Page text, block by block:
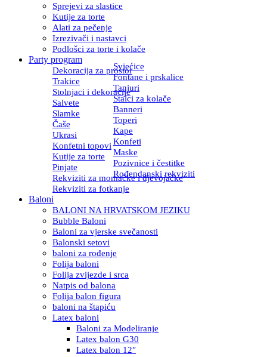
Sprejevi za slastice
Kutije za torte
Alati za pečenje
Izrezivači i nastavci
Podlošci za torte i kolače
Party program
Dekoracija za prostor
Svjećice
Trakice
Fontane i prskalice
Stolnjaci i dekoracije
Tanjuri
Salvete
Stalci za kolače
Slamke
Banneri
Čaše
Toperi
Ukrasi
Kape
Konfetni topovi Konfeti
Kutije za torte
Maske
Pinjate
Pozivnice i čestitke
Rekviziti za momačke i djevojačke
Rođendanski rekviziti
Rekviziti za fotkanje
Baloni
BALONI NA HRVATSKOM JEZIKU
Bubble Baloni
Baloni za vjerske svečanosti
Balonski setovi
baloni za rođenje
Folija baloni
Folija zvijezde i srca
Natpis od balona
Folija balon figura
baloni na štapiću
Latex baloni
Baloni za Modeliranje
Latex balon G30
Latex balon 12″